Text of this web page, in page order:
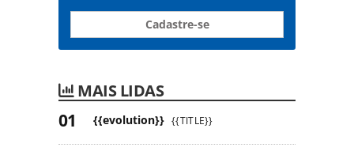
Cadastre-se
MAIS LIDAS
{{evolution}} {{TITLE}}